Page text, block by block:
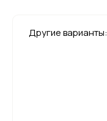
Другие варианты: